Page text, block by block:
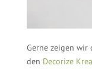
Gerne zeigen wir
den Decorize